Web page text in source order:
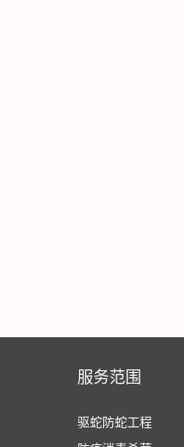
服务范围
驱蛇防蛇工程